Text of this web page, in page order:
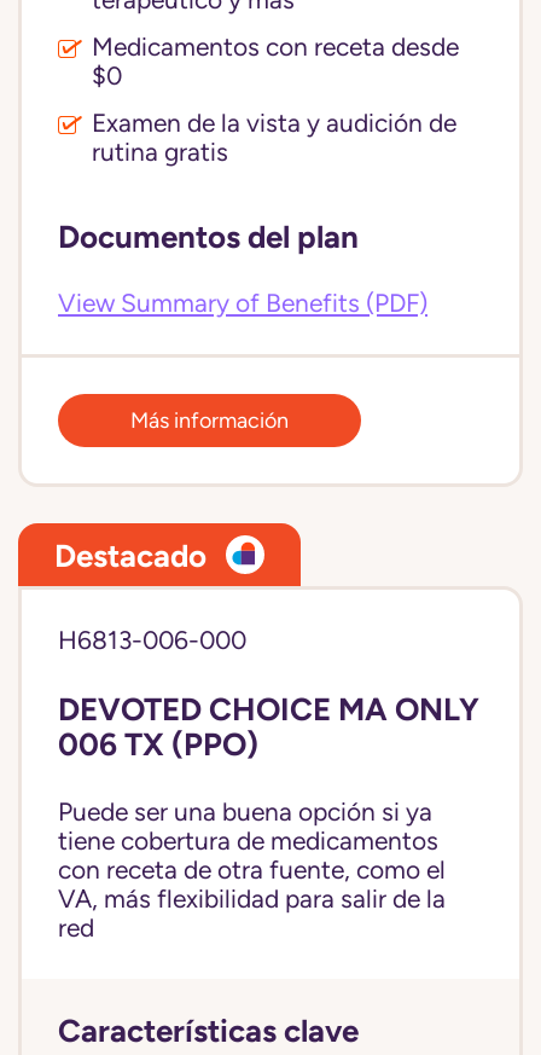
Medicamentos con receta desde
$0
Examen de la vista y audición de
rutina gratis
Documentos del plan
View Summary of Benefits (PDF)
Más información
Destacado
H6813-006-000
DEVOTED CHOICE MA ONLY
006 TX (PPO)
Puede ser una buena opción si ya
tiene cobertura de medicamentos
con receta de otra fuente, como el
VA, más flexibilidad para salir de la
red
Características clave